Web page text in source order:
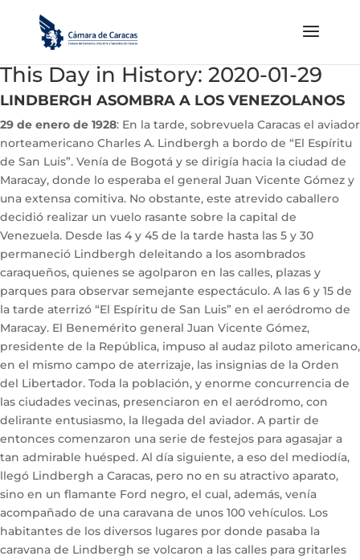
This Day in History: 2020-01-29
LINDBERGH ASOMBRA A LOS VENEZOLANOS
29 de enero de 1928: En la tarde, sobrevuela Caracas el aviador
norteamericano Charles A. Lindbergh a bordo de “El Espíritu
de San Luis”. Venía de Bogotá y se dirigía hacia la ciudad de
Maracay, donde lo esperaba el general Juan Vicente Gómez y
una extensa comitiva. No obstante, este atrevido caballero
decidió realizar un vuelo rasante sobre la capital de
Venezuela. Desde las 4 y 45 de la tarde hasta las 5 y 30
permaneció Lindbergh deleitando a los asombrados
caraqueños, quienes se agolparon en las calles, plazas y
parques para observar semejante espectáculo. A las 6 y 15 de
la tarde aterrizó “El Espíritu de San Luis” en el aeródromo de
Maracay. El Benemérito general Juan Vicente Gómez,
presidente de la República, impuso al audaz piloto americano,
en el mismo campo de aterrizaje, las insignias de la Orden
del Libertador. Toda la población, y enorme concurrencia de
las ciudades vecinas, presenciaron en el aeródromo, con
delirante entusiasmo, la llegada del aviador. A partir de
entonces comenzaron una serie de festejos para agasajar a
tan admirable huésped. Al día siguiente, a eso del mediodía,
llegó Lindbergh a Caracas, pero no en su atractivo aparato,
sino en un flamante Ford negro, el cual, además, venía
acompañado de una caravana de unos 100 vehículos. Los
habitantes de los diversos lugares por donde pasaba la
caravana de Lindbergh se volcaron a las calles para gritarles